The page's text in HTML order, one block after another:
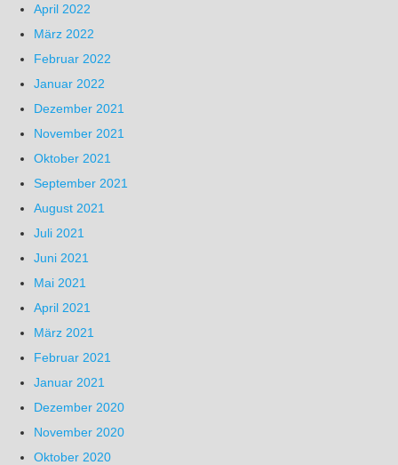
April 2022
März 2022
Februar 2022
Januar 2022
Dezember 2021
November 2021
Oktober 2021
September 2021
August 2021
Juli 2021
Juni 2021
Mai 2021
April 2021
März 2021
Februar 2021
Januar 2021
Dezember 2020
November 2020
Oktober 2020